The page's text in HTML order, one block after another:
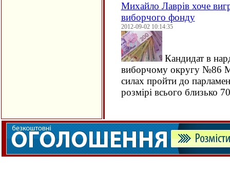
Михайло Лаврів хоче
виборчого фонду
2012-09-02 10:14:35
Кандидат в
виборчому округу №86
силах пройти до
розмірі всього близько